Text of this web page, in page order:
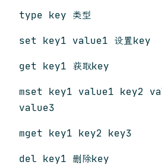
type key 类型
set key1 value1 设置key
get key1 获取key
mset key1 value1 key2
value3
mget key1 key2 key3
del key1 删除key